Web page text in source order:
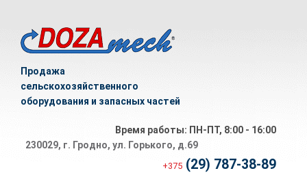
Продажа
сельскохозяйственного
оборудования и запасных частей
Время работы: ПН-ПТ, 8:00 - 16:00
230029, г. Гродно, ул. Горького, д.69
+375 (29) 787-38-89